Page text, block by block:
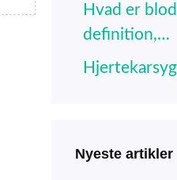
Hvad er
definition,…
Nyeste artikler